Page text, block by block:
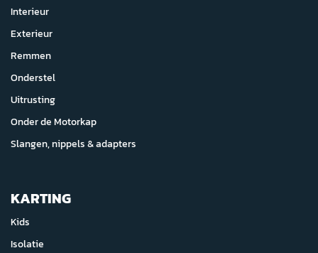
Interieur
Exterieur
Remmen
Onderstel
Uitrusting
Onder de Motorkap
Slangen, nippels & adapters
KARTING
Kids
Isolatie